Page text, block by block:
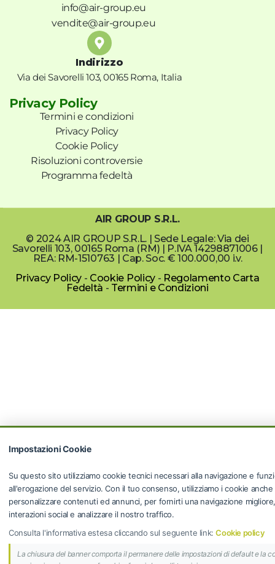
info@air-group.eu
vendite@air-group.eu
Indirizzo
Via dei Savorelli 103, 00165 Roma, Italia
Privacy Policy
Termini e condizioni
Privacy Policy
Cookie Policy
Risoluzioni controversie
Programma fedeltà
AIR GROUP S.R.L.
© 2024 AIR GROUP S.R.L. | Sede Legale: Via dei
Savorelli 103, 00165 Roma (RM) | P.IVA 14298871006 |
REA: RM-1510763 | Cap. Soc. € 100.000,00 i.v.
Privacy Policy - Cookie Policy- Regolamento Carta
Fedeltà - Termini e Condizioni
Impostazioni Cookie
Su questo sito utilizziamo cookie tecnici necessari alla navigazione e
all'erogazione del servizio. Con il tuo consenso, utilizziamo i cookie
personalizzare contenuti ed annunci, per fornirti una navigazione
interazioni social e analizzare il nostro traffico.
Consulta l'informativa estesa cliccando sul seguente link:Cookie policy
La chiusura del banner comporta il permanere delle impostazioni di default e la